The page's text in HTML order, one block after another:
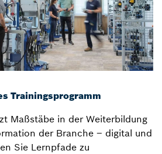
Trainingsprogramm
Maßstäbe in der Weiterbildung
der Branche – digital und
Sie Lernpfade zu